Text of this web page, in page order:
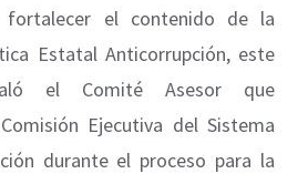
fortalecer el contenido de la
Estatal Anticorrupción, este
el Comité Asesor que
Ejecutiva del Sistema
durante el proceso para la